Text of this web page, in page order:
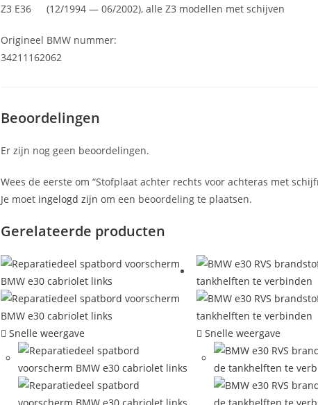
Z3 E36 (12/1994 — 06/2002), alle Z3 modellen met schijven
Origineel BMW nummer:
34211162062
Beoordelingen
Er zijn nog geen beoordelingen.
Wees de eerste om “Stofplaat achter rechts voor achteras met
Je moet ingelogd zijn om een beoordeling te plaatsen.
Gerelateerde producten
Snelle weergave Snelle weergave